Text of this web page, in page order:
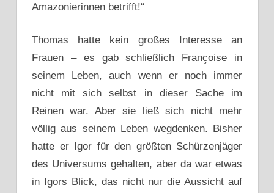
Amazonierinnen betrifft!“
Thomas hatte kein großes Interesse an
Frauen – es gab schließlich Françoise in
seinem Leben, auch wenn er noch immer
nicht mit sich selbst in dieser Sache im
Reinen war. Aber sie ließ sich nicht mehr
völlig aus seinem Leben wegdenken. Bisher
hatte er Igor für den größten Schürzenjäger
des Universums gehalten, aber da war etwas
in Igors Blick, das nicht nur die Aussicht auf